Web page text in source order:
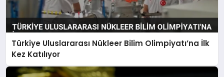
Türkiye Uluslararası Nükleer Bilim Olimpiyatı’na İlk
Kez Katılıyor